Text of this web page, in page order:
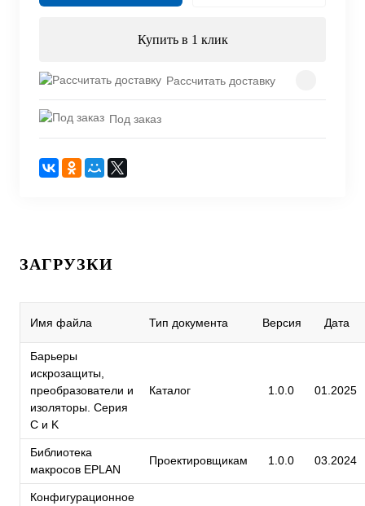
Купить в 1 клик
Рассчитать доставку
Под заказ
ЗАГРУЗКИ
Имя файла Тип документа Версия Дата
Барьеры
искрозащиты,
преобразователи и
изоляторы. Серия
C и K
Каталог 1.0.0 01.2025
Библиотека
макросов EPLAN
Проектировщикам 1.0.0 03.2024
Конфигурационное